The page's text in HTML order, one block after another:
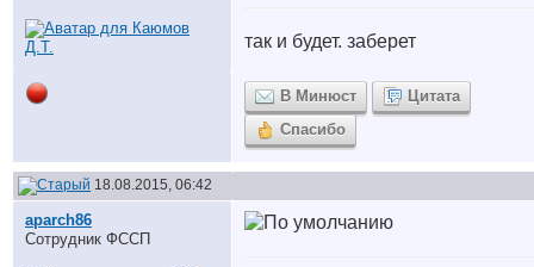
так и будет. заберет
В Минюст
Цитата
Спасибо
18.08.2015, 06:42
aparch86
Сотрудник ФССП